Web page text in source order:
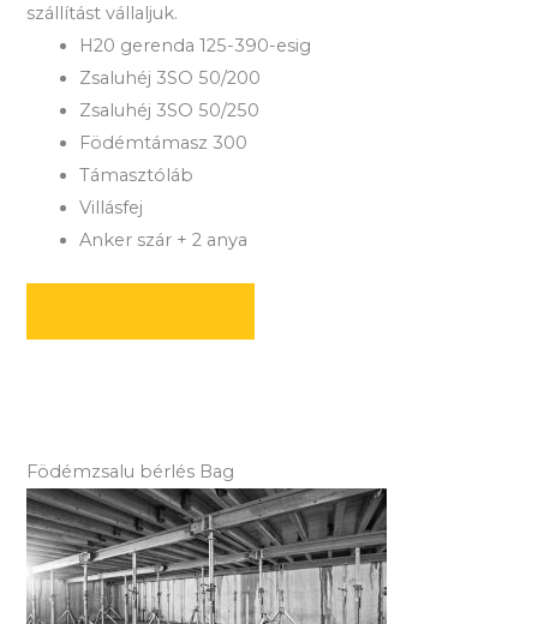
szállítást vállaljuk.
H20 gerenda 125-390-esig
Zsaluhéj 3SO 50/200
Zsaluhéj 3SO 50/250
Födémtámasz 300
Támasztóláb
Villásfej
Anker szár + 2 anya
Födémzsalu bérlés Bag